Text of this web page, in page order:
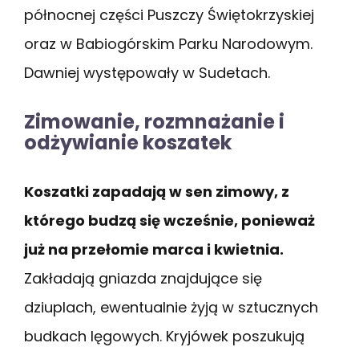
północnej części Puszczy Świętokrzyskiej
oraz w Babiogórskim Parku Narodowym.
Dawniej występowały w Sudetach.
Zimowanie, rozmnażanie i
odżywianie koszatek
Koszatki zapadają w sen zimowy, z
którego budzą się wcześnie, ponieważ
już na przełomie marca i kwietnia.
Zakładają gniazda znajdujące się
dziuplach, ewentualnie żyją w sztucznych
budkach lęgowych. Kryjówek poszukują